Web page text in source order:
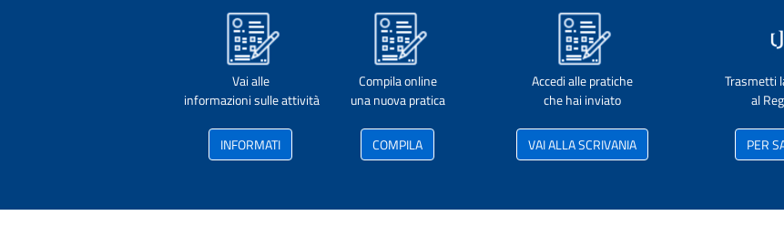
Vai alle
informazioni sulle attività
INFORMATI
Compila online
una nuova pratica
COMPILA
Accedi alle pratiche
che hai inviato
VAI ALLA SCRIVANIA
Trasmetti
al
PER